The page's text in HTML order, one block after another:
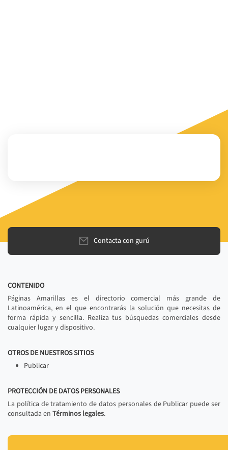
Contacta con gurú
CONTENIDO
Páginas Amarillas es el directorio comercial más grande de
Latinoamérica, en el que encontrarás la solución que necesitas de
forma rápida y sencilla. Realiza tus búsquedas comerciales desde
cualquier lugar y dispositivo.
OTROS DE NUESTROS SITIOS
Publicar
PROTECCIÓN DE DATOS PERSONALES
La política de tratamiento de datos personales de Publicar puede ser
consultada en Términos legales.